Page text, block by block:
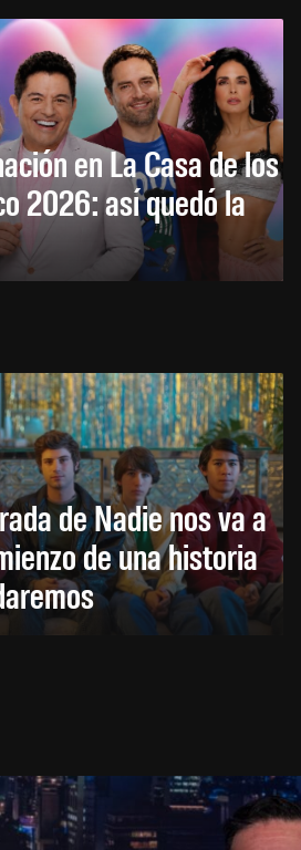
en La Casa de los
2026: así quedó la
de Nadie nos va a
de una historia